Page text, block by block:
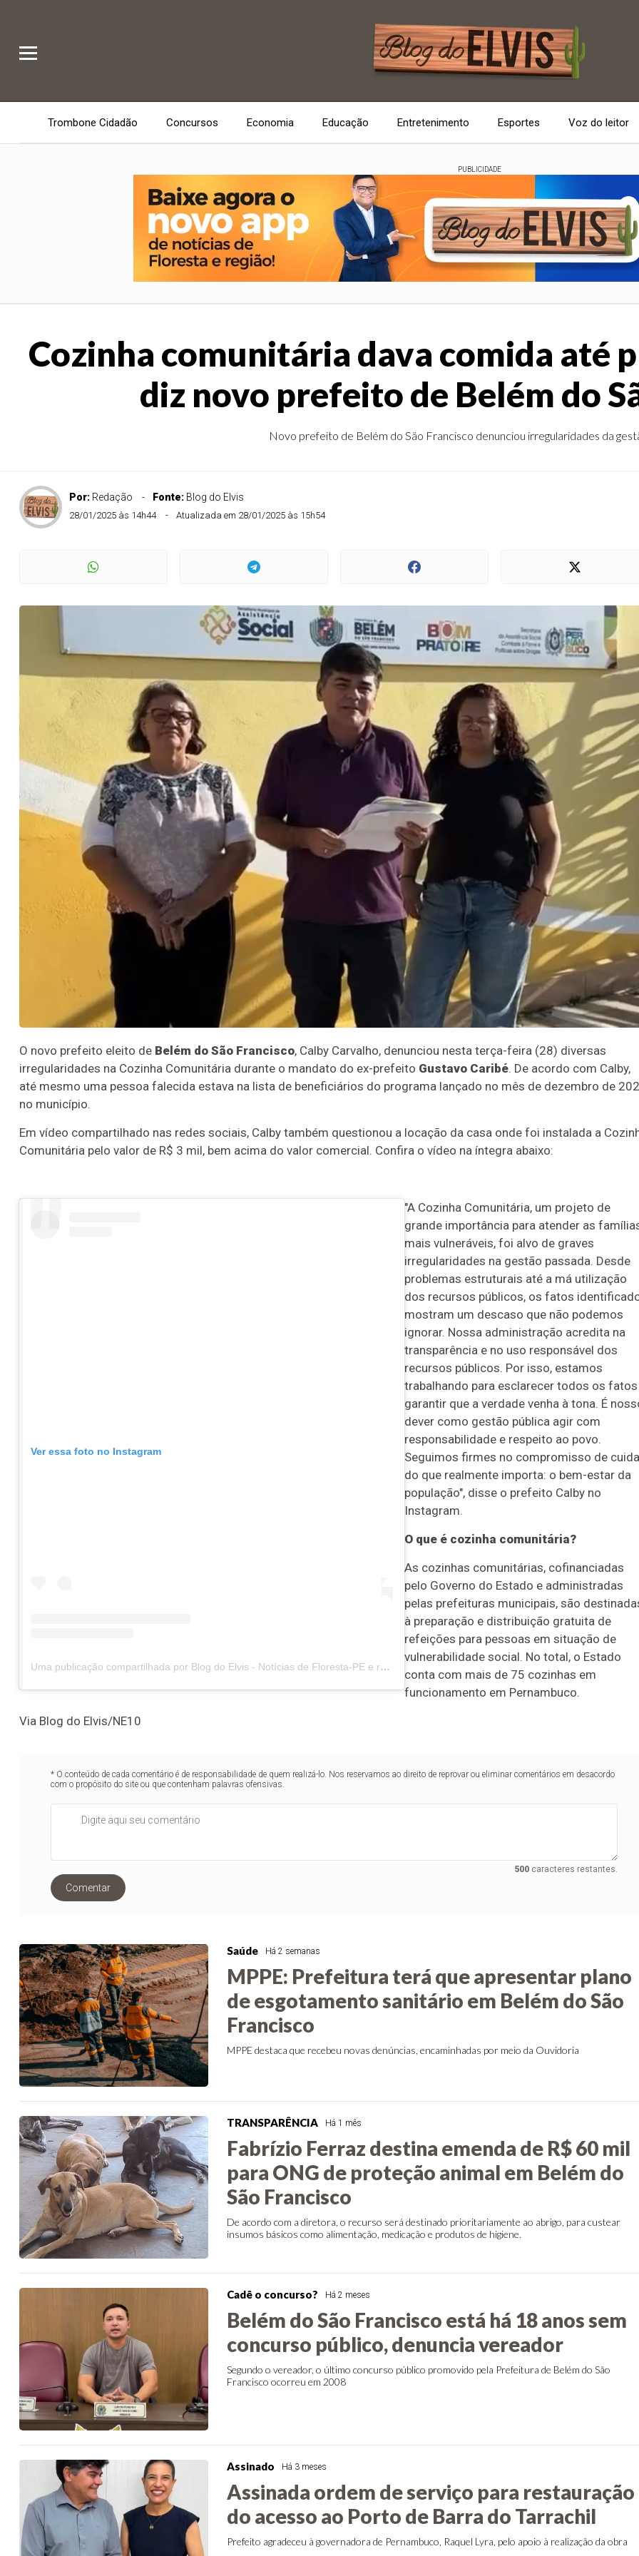
Trombone Cidadão Concursos Economia Educação Entretenimento Esportes Voz do leitor
PUBLICIDADE
Cozinha comunitária dava comida até
diz novo prefeito de Belém do
Novo prefeito de Belém do São Francisco denunciou irregularidades da
Por: Redação Fonte: Blog do Elvis
28/01/2025 às 14h44 Atualizada em 28/01/2025 às 15h54
O novo prefeito eleito de Belém do São Francisco, Calby Carvalho, denunciou nesta terça-feira (28) diversas
irregularidades na Cozinha Comunitária durante o mandato do ex-prefeito Gustavo Caribé. De acordo com Calby,
até mesmo uma pessoa falecida estava na lista de beneficiários do programa lançado no mês de dezembro de
no município.
Em vídeo compartilhado nas redes sociais, Calby também questionou a locação da casa onde foi instalada a
Comunitária pelo valor de R$ 3 mil, bem acima do valor comercial. Confira o vídeo na íntegra abaixo:
Ver essa foto no Instagram
Uma publicação compartilhada por Blog do Elvis - Notícias de Floresta-PE e região (@blogdoelvis)
"A Cozinha Comunitária, um projeto de
grande importância para atender as
mais vulneráveis, foi alvo de graves
irregularidades na gestão passada. Desde
problemas estruturais até a má utilização
dos recursos públicos, os fatos
mostram um descaso que não podemos
ignorar. Nossa administração acredita na
transparência e no uso responsável dos
recursos públicos. Por isso, estamos
trabalhando para esclarecer todos os
garantir que a verdade venha à tona. É
dever como gestão pública agir com
responsabilidade e respeito ao povo.
Seguimos firmes no compromisso de
do que realmente importa: o bem-estar da
população", disse o prefeito Calby no
Instagram.
O que é cozinha comunitária?
As cozinhas comunitárias, cofinanciadas
pelo Governo do Estado e administradas
pelas prefeituras municipais, são
à preparação e distribuição gratuita de
refeições para pessoas em situação de
vulnerabilidade social. No total, o Estado
conta com mais de 75 cozinhas em
funcionamento em Pernambuco.
Via Blog do Elvis/NE10
* O conteúdo de cada comentário é de responsabilidade de quem realizá-lo. Nos reservamos ao direito de reprovar ou eliminar comentários em desacordo
com o propósito do site ou que contenham palavras ofensivas.
500caracteres restantes.
Comentar
Saúde Há 2 semanas
MPPE: Prefeitura terá que apresentar plano
de esgotamento sanitário em Belém do São
Francisco
MPPE destaca que recebeu novas denúncias, encaminhadas por meio da Ouvidoria
TRANSPARÊNCIA Há 1 mês
Fabrízio Ferraz destina emenda de R$ 60 mil
para ONG de proteção animal em Belém do
São Francisco
De acordo com a diretora, o recurso será destinado prioritariamente ao abrigo, para custear
insumos básicos como alimentação, medicação e produtos de higiene.
Cadê o concurso? Há 2 meses
Belém do São Francisco está há 18 anos sem
concurso público, denuncia vereador
Segundo o vereador, o último concurso público promovido pela Prefeitura de Belém do São
Francisco ocorreu em 2008
Assinado Há 3 meses
Assinada ordem de serviço para restauração
do acesso ao Porto de Barra do Tarrachil
Prefeito agradeceu à governadora de Pernambuco, Raquel Lyra, pelo apoio à realização da obra